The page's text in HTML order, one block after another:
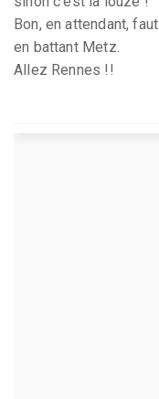
Bon, en attendant,
en battant Metz.
Allez Rennes !!